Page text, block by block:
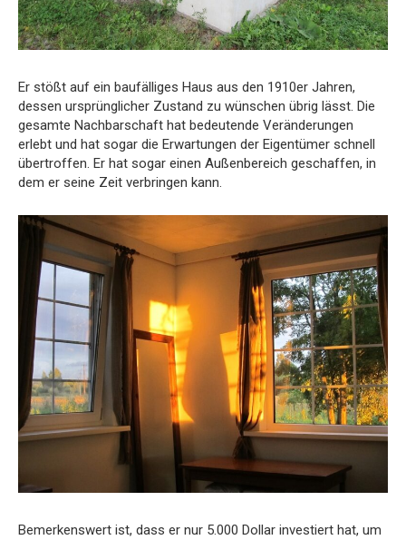
Er stößt auf ein baufälliges Haus aus den 1910er Jahren,
dessen ursprünglicher Zustand zu wünschen übrig lässt. Die
gesamte Nachbarschaft hat bedeutende Veränderungen
erlebt und hat sogar die Erwartungen der Eigentümer schnell
übertroffen. Er hat sogar einen Außenbereich geschaffen, in
dem er seine Zeit verbringen kann.
Bemerkenswert ist, dass er nur 5.000 Dollar investiert hat, um